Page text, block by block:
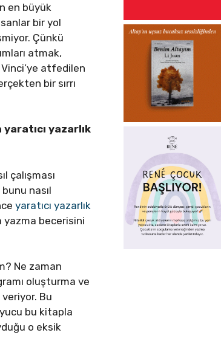
en büyük
bir yol
Çünkü
atmak,
atfedilen
bir sırrı
yaratıcı yazarlık
çalışması
nasıl
yaratıcı yazarlık
yazma becerisini
Ne zaman
oluşturma ve
Bu
bu kitapla
o eksik